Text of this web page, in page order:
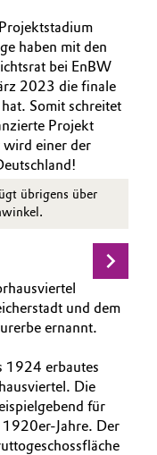
haben mit den
bei EnBW
2023 die finale
Somit schreitet
Projekt
einer der
übrigens über
und dem
ernannt.
1924 erbautes
Die
für
1920er-Jahre. Der